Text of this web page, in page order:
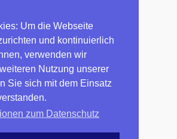
Um die Webseite
und kontinuierlich
verwenden wir
Nutzung unserer
Sie sich mit dem Einsatz
zum Datenschutz